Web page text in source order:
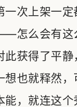
次上架一
怎么会有这
获得了平
也就释然
，就连这